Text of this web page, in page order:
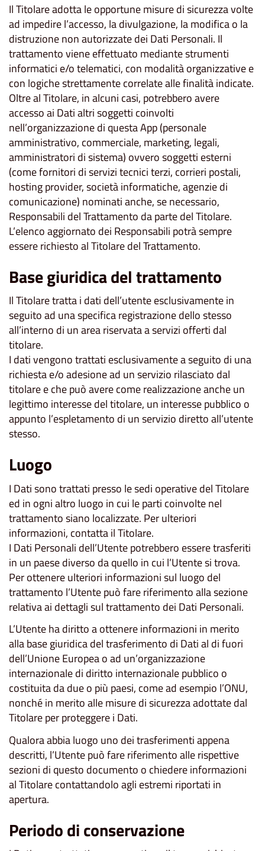
Il Titolare adotta le opportune misure di sicurezza volte
ad impedire l’accesso, la divulgazione, la modifica o la
distruzione non autorizzate dei Dati Personali. Il
trattamento viene effettuato mediante strumenti
informatici e/o telematici, con modalità organizzative e
con logiche strettamente correlate alle finalità indicate.
Oltre al Titolare, in alcuni casi, potrebbero avere
accesso ai Dati altri soggetti coinvolti
nell’organizzazione di questa App (personale
amministrativo, commerciale, marketing, legali,
amministratori di sistema) ovvero soggetti esterni
(come fornitori di servizi tecnici terzi, corrieri postali,
hosting provider, società informatiche, agenzie di
comunicazione) nominati anche, se necessario,
Responsabili del Trattamento da parte del Titolare.
L’elenco aggiornato dei Responsabili potrà sempre
essere richiesto al Titolare del Trattamento.
Base giuridica del trattamento
Il Titolare tratta i dati dell’utente esclusivamente in
seguito ad una specifica registrazione dello stesso
all’interno di un area riservata a servizi offerti dal
titolare.
I dati vengono trattati esclusivamente a seguito di una
richiesta e/o adesione ad un servizio rilasciato dal
titolare e che può avere come realizzazione anche un
legittimo interesse del titolare, un interesse pubblico o
appunto l’espletamento di un servizio diretto all’utente
stesso.
Luogo
I Dati sono trattati presso le sedi operative del Titolare
ed in ogni altro luogo in cui le parti coinvolte nel
trattamento siano localizzate. Per ulteriori
informazioni, contatta il Titolare.
I Dati Personali dell’Utente potrebbero essere trasferiti
in un paese diverso da quello in cui l’Utente si trova.
Per ottenere ulteriori informazioni sul luogo del
trattamento l’Utente può fare riferimento alla sezione
relativa ai dettagli sul trattamento dei Dati Personali.
L’Utente ha diritto a ottenere informazioni in merito
alla base giuridica del trasferimento di Dati al di fuori
dell’Unione Europea o ad un’organizzazione
internazionale di diritto internazionale pubblico o
costituita da due o più paesi, come ad esempio l’ONU,
nonché in merito alle misure di sicurezza adottate dal
Titolare per proteggere i Dati.
Qualora abbia luogo uno dei trasferimenti appena
descritti, l’Utente può fare riferimento alle rispettive
sezioni di questo documento o chiedere informazioni
al Titolare contattandolo agli estremi riportati in
apertura.
Periodo di conservazione